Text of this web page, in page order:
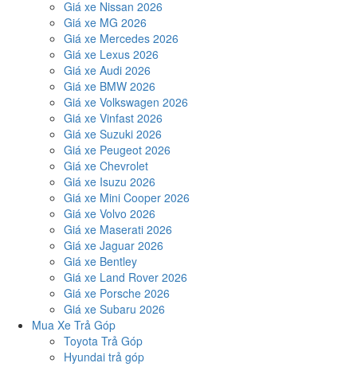
Giá xe Nissan 2026
Giá xe MG 2026
Giá xe Mercedes 2026
Giá xe Lexus 2026
Giá xe Audi 2026
Giá xe BMW 2026
Giá xe Volkswagen 2026
Giá xe Vinfast 2026
Giá xe Suzuki 2026
Giá xe Peugeot 2026
Giá xe Chevrolet
Giá xe Isuzu 2026
Giá xe Mini Cooper 2026
Giá xe Volvo 2026
Giá xe Maserati 2026
Giá xe Jaguar 2026
Giá xe Bentley
Giá xe Land Rover 2026
Giá xe Porsche 2026
Giá xe Subaru 2026
Mua Xe Trả Góp
Toyota Trả Góp
Hyundai trả góp